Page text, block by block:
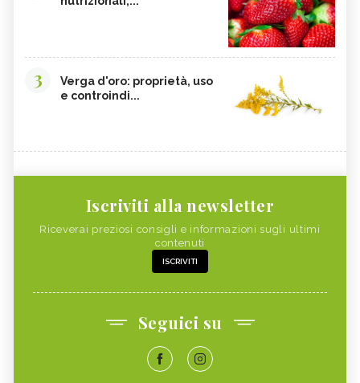
3
Verga d'oro: proprietà, uso
e controindi...
Iscriviti alla newsletter
Riceverai preziosi consigli e informazioni sugli ultimi
contenuti
ISCRIVITI
Seguici su